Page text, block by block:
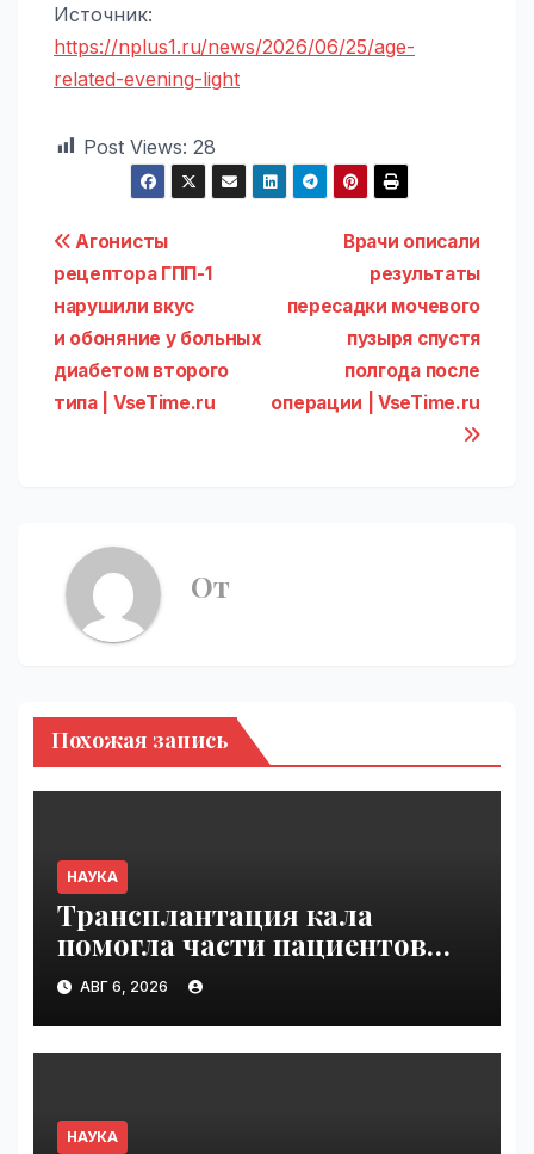
Источник:
https://nplus1.ru/news/2026/06/25/age-
related-evening-light
Post Views: 28
Навигация
по
записям
Врачи описали
результаты
пересадки мочевого
пузыря спустя
полгода после
операции | VseTime.ru
Агонисты
рецептора ГПП-1
нарушили вкус
и обоняние у больных
диабетом второго
типа | VseTime.ru
От
Похожая запись
НАУКА
Трансплантация кала
помогла части пациентов
с пищевой аллергией |
VseTime.ru
АВГ 6, 2026
НАУКА